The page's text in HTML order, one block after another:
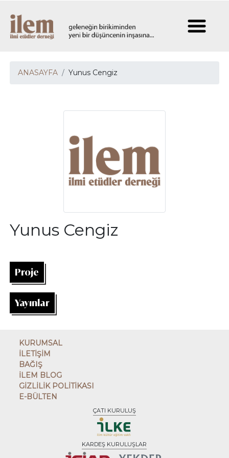
ANASAYFA Yunus Cengiz
Yunus Cengiz
Proje
Yayınlar
KURUMSAL
İLETİŞİM
BAĞIŞ
İLEM BLOG
GİZLİLİK POLİTİKASI
E-BÜLTEN
ÇATI KURULUŞ
KARDEŞ KURULUŞLAR